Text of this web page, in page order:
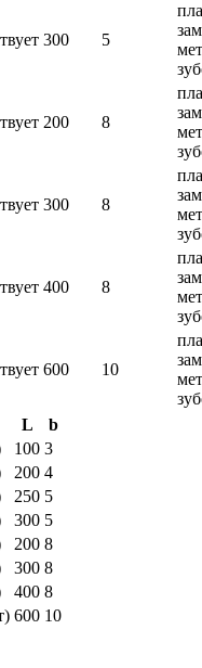
300 5
200 8
300 8
400 8
600 10
L
b
100 3
200 4
250 5
300 5
200 8
300 8
400 8
600 10